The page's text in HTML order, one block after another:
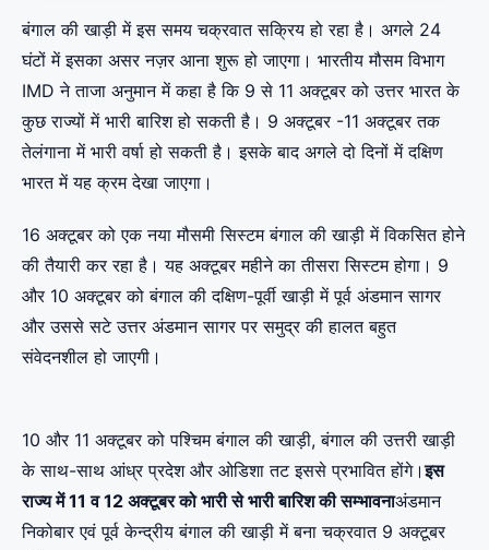
बंगाल की खाड़ी में इस समय चक्रवात सक्रिय हो रहा है। अगले 24
घंटों में इसका असर नज़र आना शुरू हो जाएगा। भारतीय मौसम विभाग
IMD ने ताजा अनुमान में कहा है कि 9 से 11 अक्टूबर को उत्तर भारत के
कुछ राज्यों में भारी बारिश हो सकती है। 9 अक्टूबर -11 अक्टूबर तक
तेलंगाना में भारी वर्षा हो सकती है। इसके बाद अगले दो दिनों में दक्षिण
भारत में यह क्रम देखा जाएगा।
16 अक्टूबर को एक नया मौसमी सिस्टम बंगाल की खाड़ी में विकसित होने
की तैयारी कर रहा है। यह अक्टूबर महीने का तीसरा सिस्टम होगा। 9
और 10 अक्टूबर को बंगाल की दक्षिण-पूर्वी खाड़ी में पूर्व अंडमान सागर
और उससे सटे उत्तर अंडमान सागर पर समुद्र की हालत बहुत
संवेदनशील हो जाएगी।
10 और 11 अक्टूबर को पश्चिम बंगाल की खाड़ी, बंगाल की उत्तरी खाड़ी
के साथ-साथ आंध्र प्रदेश और ओडिशा तट इससे प्रभावित होंगे।इस
राज्य में 11 व 12 अक्टूबर को भारी से भारी बारिश की सम्भावनाअंडमान
निकोबार एवं पूर्व केन्द्रीय बंगाल की खाड़ी में बना चक्रवात 9 अक्टूबर